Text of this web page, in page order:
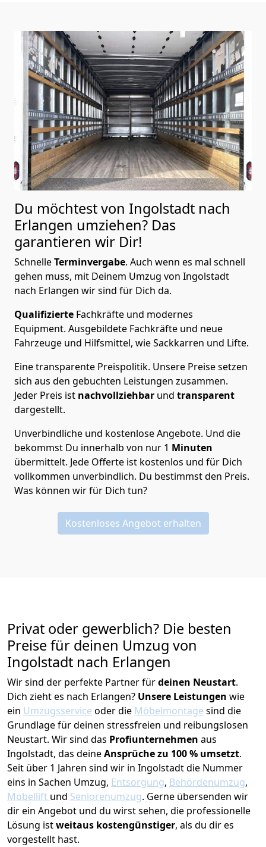
Du möchtest von Ingolstadt nach
Erlangen umziehen? Das
garantieren wir Dir!
SchnelleTerminvergabe. Auch wenn es mal schnell
gehen muss, mit Deinem Umzug von Ingolstadt
nach Erlangen wir sind für Dich da.
Qualifizierte Fachkräfte und modernes
Equipment. Ausgebildete Fachkräfte und neue
Fahrzeuge und Hilfsmittel, wie Sackkarren und Lifte.
Eine transparente Preispolitik. Unsere Preise setzen
sich aus den gebuchten Leistungen zusammen.
Jeder Preis ist nachvollziehbar und transparent
dargestellt.
Unverbindliche und kostenlose Angebote. Und die
bekommst Du innerhalb von nur 1 Minuten
übermittelt. Jede Offerte ist kostenlos und für Dich
vollkommen unverbindlich. Du bestimmst den Preis.
Was können wir für Dich tun?
Kostenloses Angebot erhalten
Privat oder gewerblich? Die besten
Preise für deinen Umzug von
Ingolstadt nach Erlangen
Wir sind der perfekte Partner fürdeinen Neustart.
Dich zieht es nach Erlangen? Unsere Leistungen wie
ein Umzugsservice oder die Möbelmontage sind die
Grundlage für deinen stressfreien und reibungslosen
Neustart. Wir sind das Profiunternehmen aus
Ingolstadt, das deineAnsprüche zu 100 % umsetzt.
Seit über 1 Jahren sind wir in Ingolstadt die Nummer
eins in Sachen Umzug, Entsorgung, Behördenumzug,
Möbellift und Seniorenumzug. Gerne übersenden wir
dir ein Angebot und du wirst sehen, die professionelle
Lösung istweitaus kostengünstiger, als du dir es
vorgestellt hast.